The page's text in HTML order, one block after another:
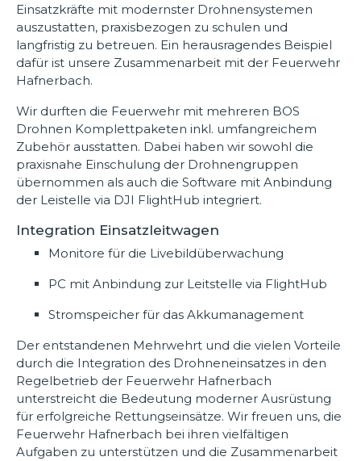
Einsatzkräfte mit modernster Drohnensystemen
auszustatten, praxisbezogen zu schulen und
langfristig zu betreuen. Ein herausragendes Beispiel
dafür ist unsere Zusammenarbeit mit der Feuerwehr
Hafnerbach.
Wir durften die Feuerwehr mit mehreren BOS
Drohnen Komplettpaketen inkl. umfangreichem
Zubehör ausstatten. Dabei haben wir sowohl die
praxisnahe Einschulung der Drohnengruppen
übernommen als auch die Software mit Anbindung
der Leistelle via DJI FlightHub integriert.
Integration Einsatzleitwagen
Monitore für die Livebildüberwachung
PC mit Anbindung zur Leitstelle via FlightHub
Stromspeicher für das Akkumanagement
Der entstandenen Mehrwehrt und die vielen Vorteile
durch die Integration des Drohneneinsatzes in den
Regelbetrieb der Feuerwehr Hafnerbach
unterstreicht die Bedeutung moderner Ausrüstung
für erfolgreiche Rettungseinsätze. Wir freuen uns, die
Feuerwehr Hafnerbach bei ihren vielfältigen
Aufgaben zu unterstützen und die Zusammenarbeit